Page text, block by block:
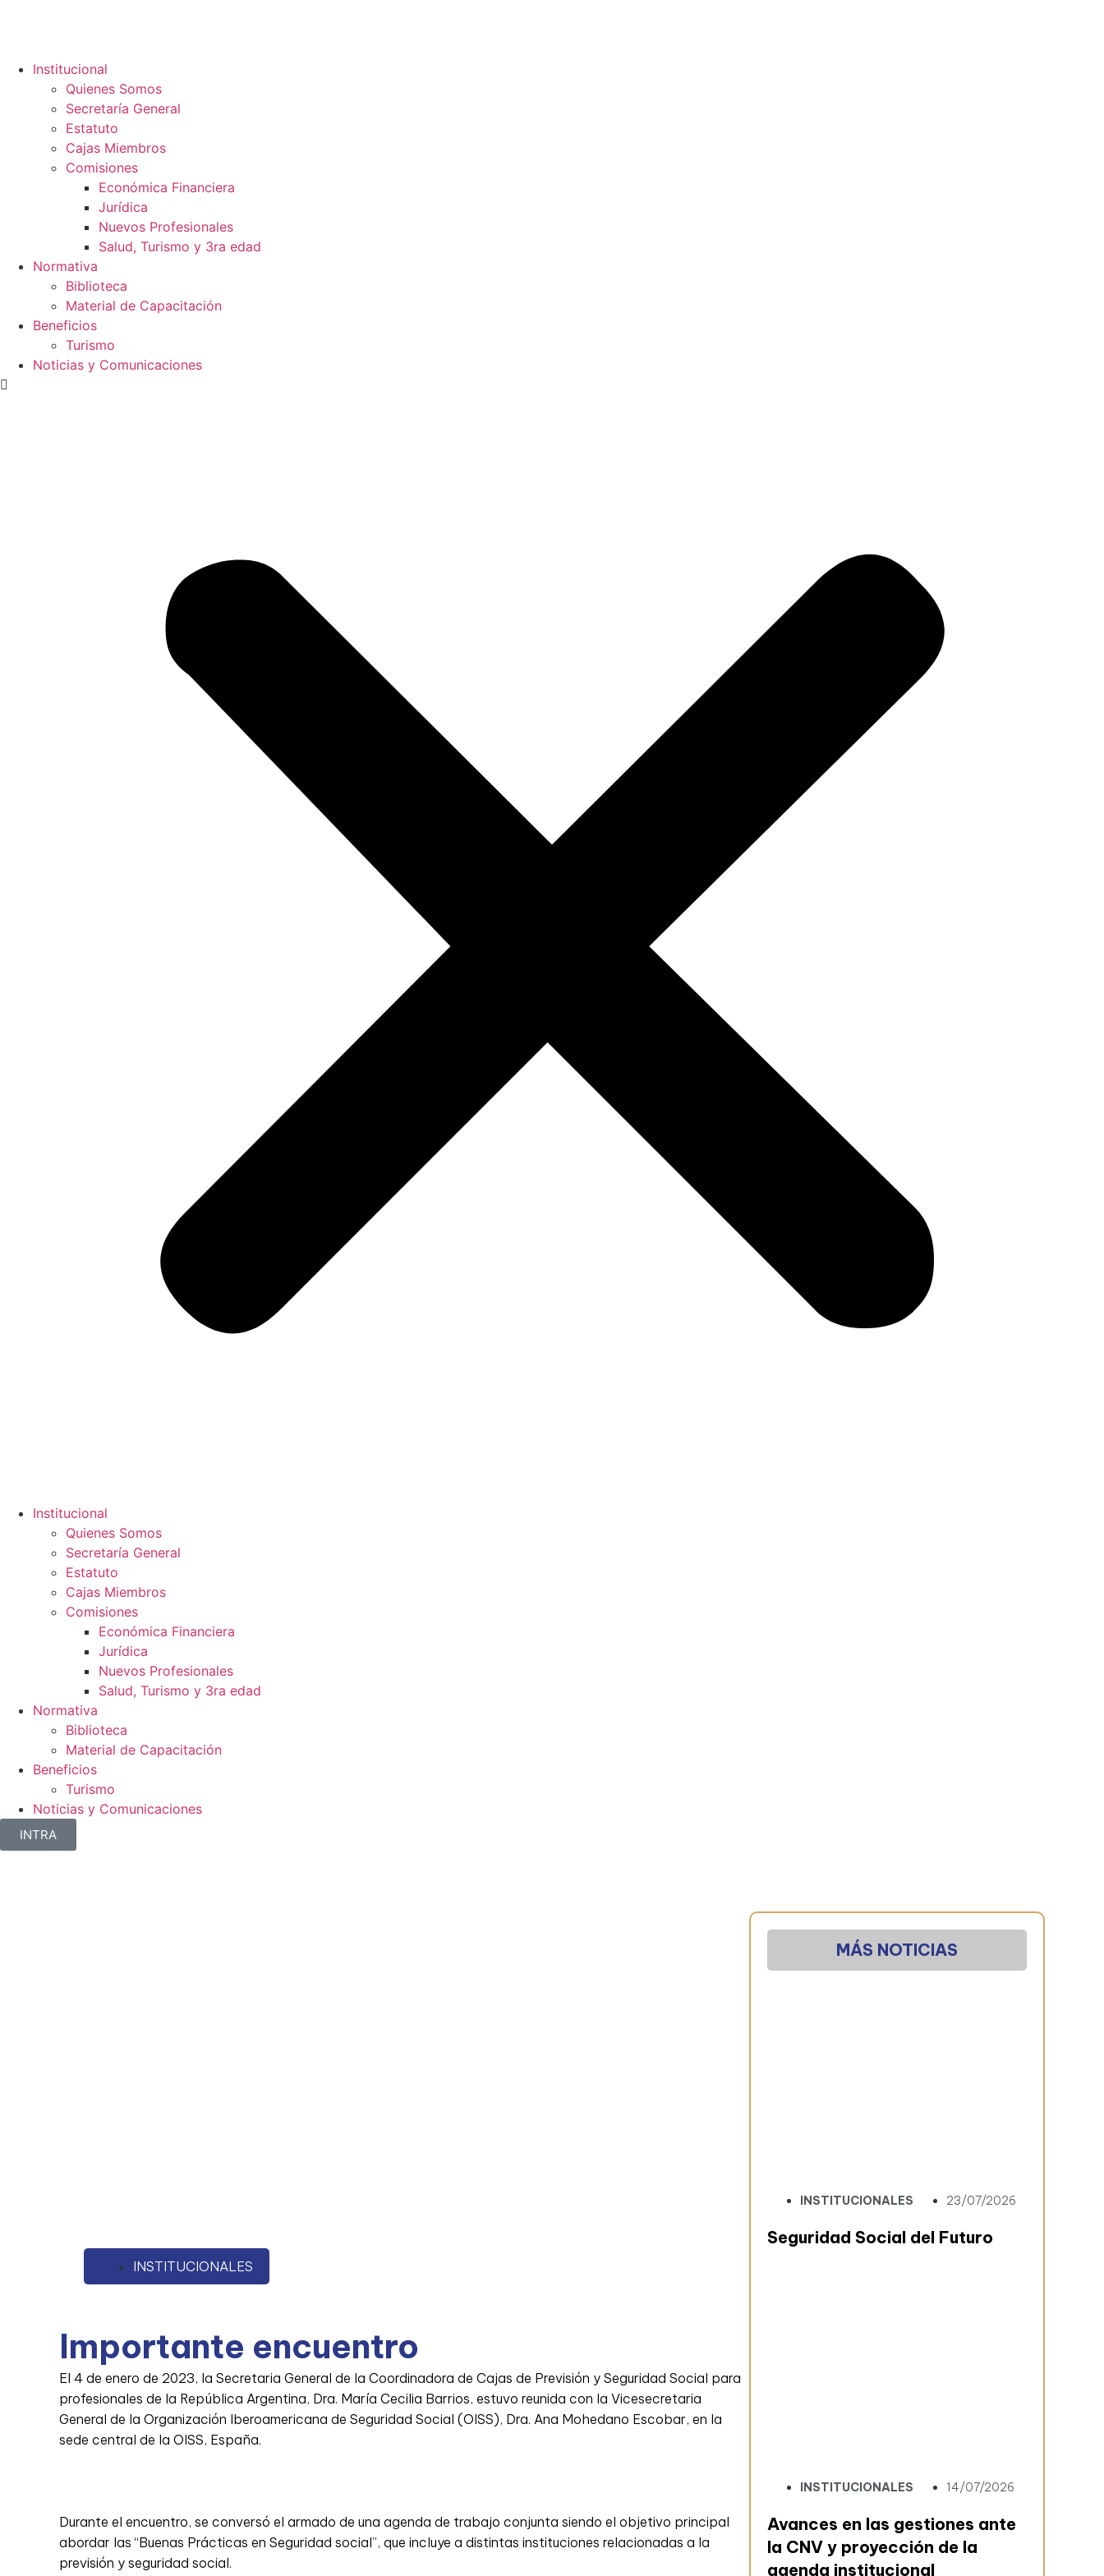
Institucional
Quienes Somos
Secretaría General
Estatuto
Cajas Miembros
Comisiones
Económica Financiera
Jurídica
Nuevos Profesionales
Salud, Turismo y 3ra edad
Normativa
Biblioteca
Material de Capacitación
Beneficios
Turismo
Noticias y Comunicaciones
Institucional
Quienes Somos
Secretaría General
Estatuto
Cajas Miembros
Comisiones
Económica Financiera
Jurídica
Nuevos Profesionales
Salud, Turismo y 3ra edad
Normativa
Biblioteca
Material de Capacitación
Beneficios
Turismo
Noticias y Comunicaciones
INTRA
INSTITUCIONALES
Importante encuentro
El 4 de enero de 2023, la Secretaria General de la Coordinadora de Cajas de Previsión y Seguridad Social para
profesionales de la República Argentina, Dra. María Cecilia Barrios, estuvo reunida con la Vicesecretaria
General de la Organización Iberoamericana de Seguridad Social (OISS), Dra. Ana Mohedano Escobar, en la
sede central de la OISS, España.
Durante el encuentro, se conversó el armado de una agenda de trabajo conjunta siendo el objetivo principal
abordar las “Buenas Prácticas en Seguridad social”, que incluye a distintas instituciones relacionadas a la
previsión y seguridad social.
MÁS NOTICIAS
INSTITUCIONALES 23/07/2026
Seguridad Social del Futuro
INSTITUCIONALES 14/07/2026
Avances en las gestiones ante
la CNV y proyección de la
agenda institucional